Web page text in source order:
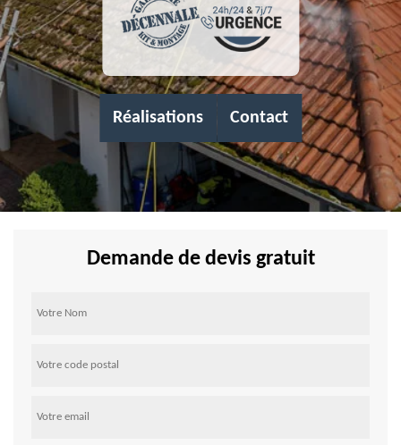
Réalisations Contact
Demande de devis gratuit